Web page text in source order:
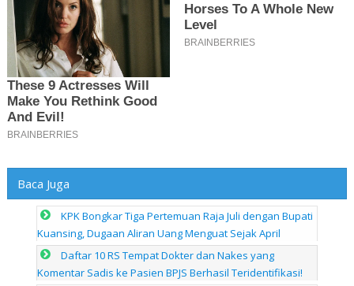
Baca Juga
KPK Bongkar Tiga Pertemuan Raja Juli dengan Bupati
Kuansing, Dugaan Aliran Uang Menguat Sejak April
Daftar 10 RS Tempat Dokter dan Nakes yang
Komentar Sadis ke Pasien BPJS Berhasil Teridentifikasi!